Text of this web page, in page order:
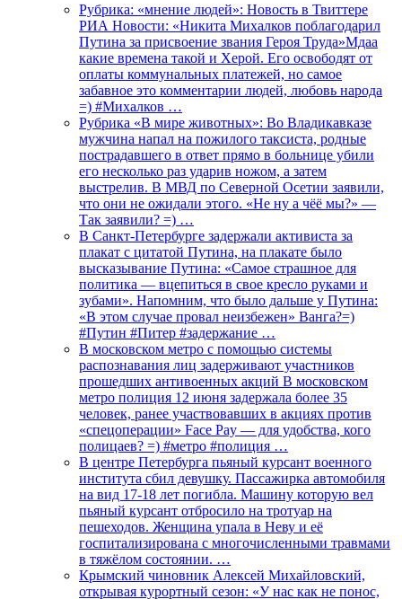
Рубрика: «мнение людей»: Новость в Твиттере
РИА Новости: «Никита Михалков поблагодарил
Путина за присвоение звания Героя Труда»Мдаа
какие времена такой и Херой. Его освободят от
оплаты коммунальных платежей, но самое
забавное это комментарии людей, любовь народа
=) #Михалков …
Рубрика «В мире животных»: Во Владикавказе
мужчина напал на пожилого таксиста, родные
пострадавшего в ответ прямо в больнице убили
его несколько раз ударив ножом, а затем
выстрелив. В МВД по Северной Осетии заявили,
что они не ожидали этого. «Не ну а чёё мы?» —
Так заявили? =) …
В Санкт-Петербурге задержали активиста за
плакат с цитатой Путина, на плакате было
высказывание Путина: «Самое страшное для
политика — вцепиться в свое кресло руками и
зубами». Напомним, что было дальше у Путина:
«В этом случае провал неизбежен» Ванга?=)
#Путин #Питер #задержание …
В московском метро с помощью системы
распознавания лиц задерживают участников
прошедших антивоенных акций В московском
метро полиция 12 июня задержала более 35
человек, ранее участвовавших в акциях против
«спецоперации» Face Pay — для удобства, кого
полицаев? =) #метро #полиция …
В центре Петербурга пьяный курсант военного
института сбил девушку. Пассажирка автомобиля
на вид 17-18 лет погибла. Машину которую вел
пьяный курсант отбросило на тротуар на
пешеходов. Женщина упала в Неву и её
госпитализирована с многочисленными травмами
в тяжёлом состоянии. …
Крымский чиновник Алексей Михайловский,
открывая курортный сезон: «У нас как не понос,